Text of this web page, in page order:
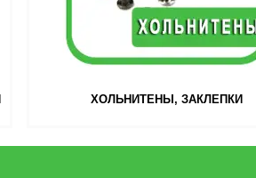
ХОЛЬНИТЕНЫ, ЗАКЛЕПКИ